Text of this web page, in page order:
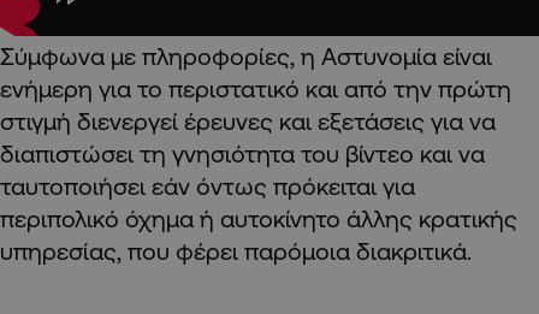
Σύμφωνα με πληροφορίες, η Αστυνομία είναι
ενήμερη για το περιστατικό και από την πρώτη
στιγμή διενεργεί έρευνες και εξετάσεις για να
διαπιστώσει τη γνησιότητα του βίντεο και να
ταυτοποιήσει εάν όντως πρόκειται για
περιπολικό όχημα ή αυτοκίνητο άλλης κρατικής
υπηρεσίας, που φέρει παρόμοια διακριτικά.